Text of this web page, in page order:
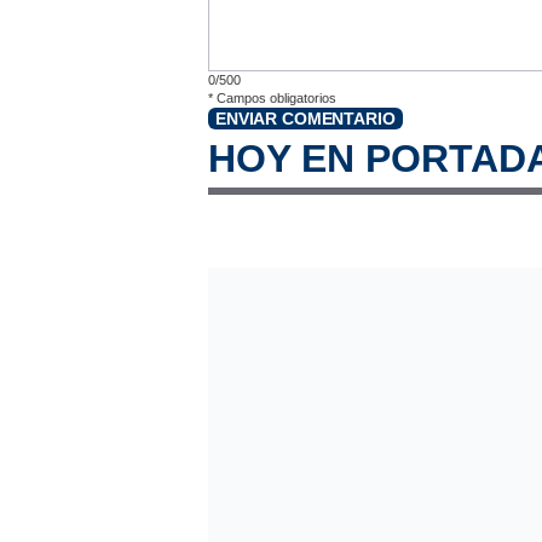
0/500
* Campos obligatorios
ENVIAR COMENTARIO
HOY EN